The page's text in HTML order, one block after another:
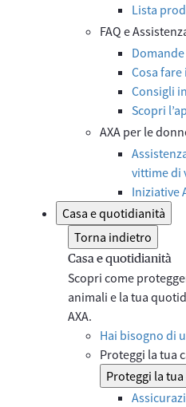
Lista
FAQ e
Cosa
Consigli
Scopri
AXA per le
vittime di
Iniziative
Casa e quotidianità
Torna indietro
Casa e quotidianità
Scopri come
animali e la tua
AXA.
Hai bisogno di
Proteggi la tua
Proteggi la tua